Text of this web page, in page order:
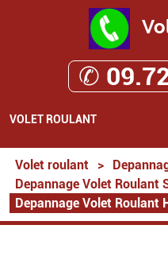
✆
VOLET ROULANT
Volet roulant >
Depannage Volet Roulant
Depannage Volet Roulant